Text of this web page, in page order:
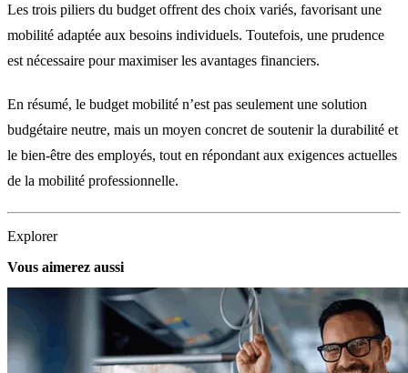
Les trois piliers du budget offrent des choix variés, favorisant une
mobilité adaptée aux besoins individuels. Toutefois, une prudence
est nécessaire pour maximiser les avantages financiers.
En résumé, le budget mobilité n’est pas seulement une solution
budgétaire neutre, mais un moyen concret de soutenir la durabilité et
le bien-être des employés, tout en répondant aux exigences actuelles
de la mobilité professionnelle.
Explorer
Vous aimerez aussi